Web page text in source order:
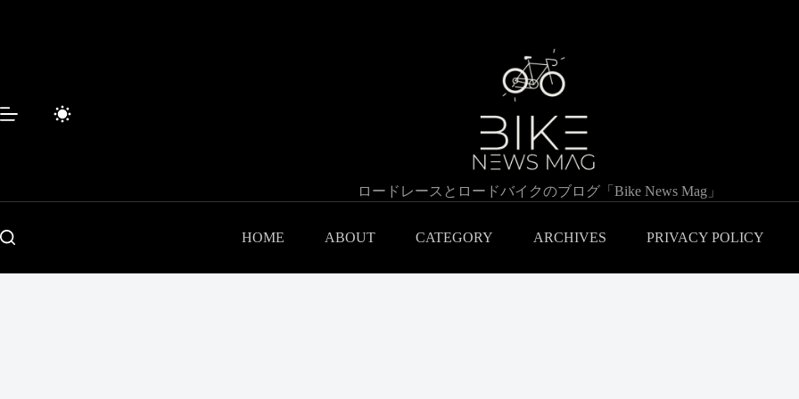
ス
ロードレースとロードバイクのブログ「Bike News Mag」
HOME ABOUT CATEGORY ARCHIVES PRIVACY POLICY